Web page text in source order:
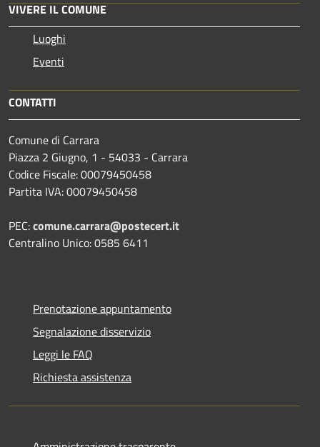
VIVERE IL COMUNE
Luoghi
Eventi
CONTATTI
Comune di Carrara
Piazza 2 Giugno, 1 - 54033 - Carrara
Codice Fiscale: 00079450458
Partita IVA: 00079450458
PEC:comune.carrara@postecert.it
Centralino Unico: 0585 6411
Prenotazione appuntamento
Segnalazione disservizio
Leggi le FAQ
Richiesta assistenza